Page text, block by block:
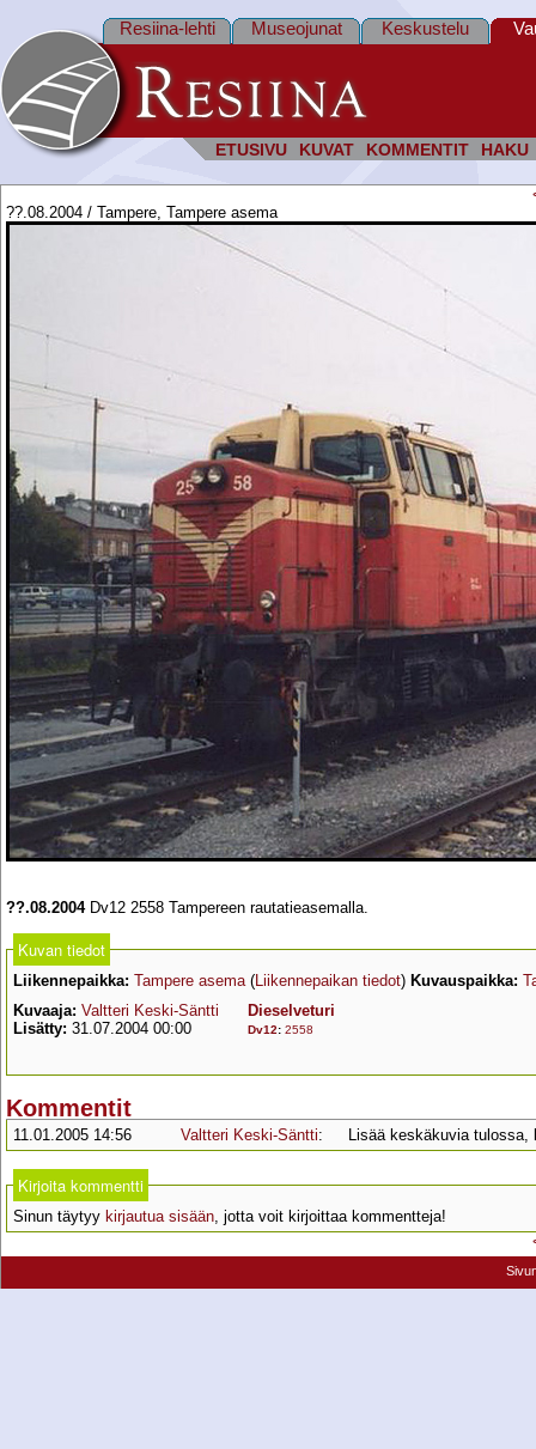
ETUSIVU KUVAT KOMMENTIT HAKU
Resiina-lehti Museojunat Keskustelu
??.08.2004 / Tampere, Tampere asema
??.08.2004Dv12 2558 Tampereen rautatieasemalla.
Kuvan tiedot
Liikennepaikka: Tampere asema(Liikennepaikan tiedot) Kuvauspaikka:
Kuvaaja: Valtteri Keski-Säntti
Lisätty: 31.07.2004 00:00
Dieselveturi
Dv12: 2558
Kommentit
11.01.2005 14:56 Valtteri Keski-Säntti: Lisää keskäkuvia
Kirjoita kommentti
Sinun täytyy kirjautua sisään, jotta voit kirjoittaa kommentteja!